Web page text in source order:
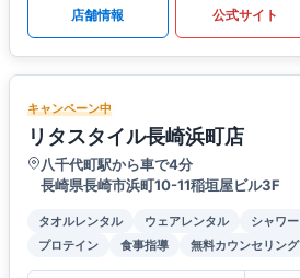
店舗情報 公式サイト
キャンペーン中
リタスタイル長崎浜町店
八千代町駅から車で4分
長崎県長崎市浜町10-11稲垣屋ビル3F
タオルレンタル ウェアレンタル シャワー
プロテイン
食事指導 無料カウンセリング